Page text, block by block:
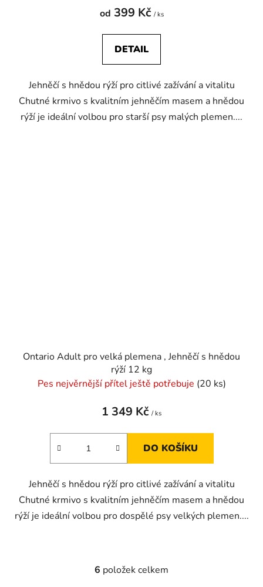
od 399 Kč / ks
DETAIL
Jehněčí s hnědou rýží pro citlivé zažívání a vitalitu
Chutné krmivo s kvalitním jehněčím masem a hnědou
rýží je ideální volbou pro starší psy malých plemen....
Ontario Adult pro velká plemena , Jehněčí s hnědou
rýží 12 kg
Pes nejvěrnější přítel ještě potřebuje (20 ks)
1 349 Kč / ks
DO KOŠÍKU
Jehněčí s hnědou rýží pro citlivé zažívání a vitalitu
Chutné krmivo s kvalitním jehněčím masem a hnědou
rýží je ideální volbou pro dospělé psy velkých plemen....
O
6 položek celkem